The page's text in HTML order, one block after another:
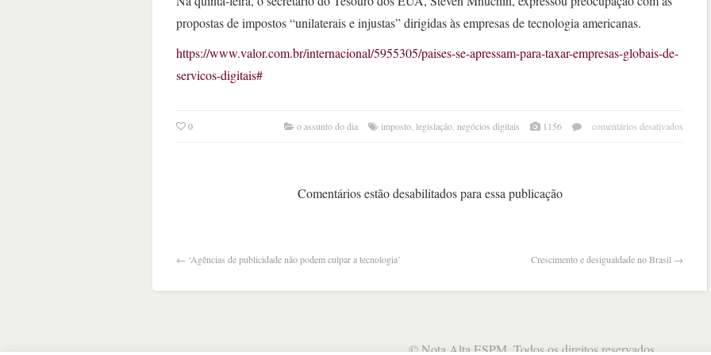
propostas de impostos “unilaterais e injustas” dirigidas às empresas de tecnologia americanas.
https://www.valor.com.br/internacional/5955305/paises-se-apressam-para-taxar-empresas-globais-de-
servicos-digitais#
0 o assunto do dia imposto legislação negócios digitais 1156 comentários desativados
Comentários estão desabilitados para essa publicação
← ‘Agências de publicidade não podem culpar a tecnologia’ Crescimento e desigualdade no Brasil →
©Nota Alta ESPM. Todos os direitos reservados.